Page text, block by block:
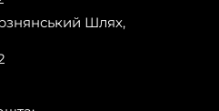
Шлях,